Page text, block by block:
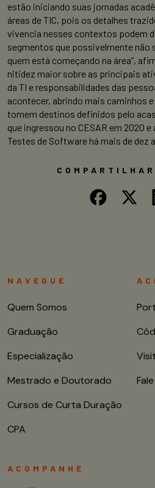
estão iniciando suas jornadas
áreas de TIC, pois os detalhes
vivencia nesses contextos podem
segmentos que possivelmente não
quem está começando na área”,
nitidez maior sobre as principais
da TI e responsabilidades das
acontecer, abrindo mais caminhos
tomem destinos definidos pelo
que ingressou no CESAR em 2020 e
Testes de Software há mais de dez
NAVEGUE
Quem Somos
Graduação
Especialização
Mestrado e Doutorado
Cursos de Curta Duração
CPA
ACOMPANHE